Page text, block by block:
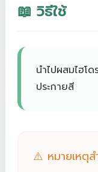
📖 วิธีใช้
นำไปผสมไฮโ
ประกายสี
⚠️ หมายเหตุ